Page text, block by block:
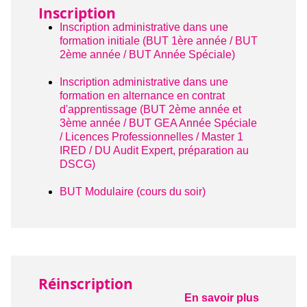
Inscription
Inscription administrative dans une
formation initiale (BUT 1ère année / BUT
2ème année / BUT Année Spéciale)
Inscription administrative dans une
formation en alternance en contrat
d'apprentissage (BUT 2ème année et
3ème année / BUT GEA Année Spéciale
/ Licences Professionnelles / Master 1
IRED / DU Audit Expert, préparation au
DSCG)
BUT Modulaire (cours du soir)
Réinscription
En savoir plus